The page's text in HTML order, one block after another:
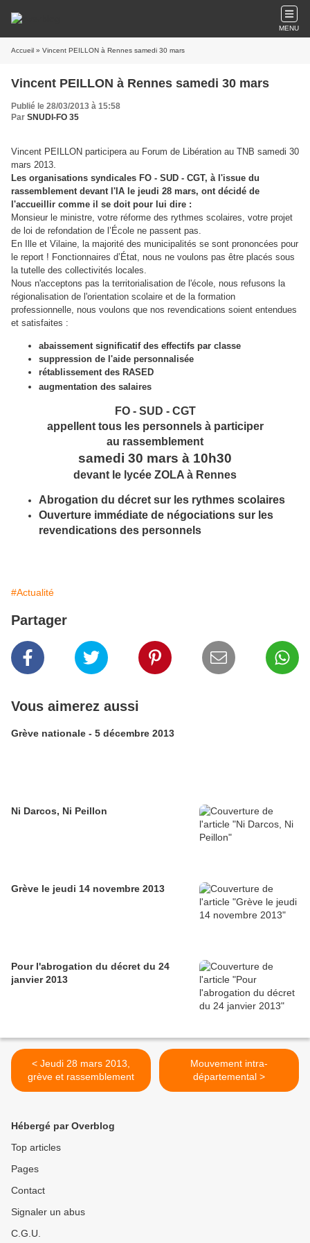
MENU
Accueil » Vincent PEILLON à Rennes samedi 30 mars
Vincent PEILLON à Rennes samedi 30 mars
Publié le 28/03/2013 à 15:58
Par SNUDI-FO 35
Vincent PEILLON participera au Forum de Libération au TNB samedi 30
mars 2013
Les organisations syndicales FO - SUD - CGT, à l'issue du
rassemblement devant l'IA le jeudi 28 mars, ont décidé de
l'accueillir comme il se doit pour lui dire :
Monsieur le ministre, votre réforme des rythmes scolaires, votre projet
de loi de refondation de l’École ne passent pas.
En Ille et Vilaine, la majorité des municipalités se sont prononcées pour
le report ! Fonctionnaires d’État, nous ne voulons pas être placés sous
la tutelle des collectivités locales.
Nous n'acceptons pas la territorialisation de l'école, nous refusons la
régionalisation de l'orientation scolaire et de la formation
professionnelle, nous voulons que nos revendications soient entendues
et satisfaites :
abaissement significatif des effectifs par classe
suppression de l'aide personnalisée
rétablissement des RASED
augmentation des salaires
FO - SUD - CGT
appellent tous les personnels à participer
au rassemblement
samedi 30 mars à 10h30
devant le lycée ZOLA à Rennes
Abrogation du décret sur les rythmes scolaires
Ouverture immédiate de négociations sur les
revendications des personnels
#Actualité
Partager
Vous aimerez aussi
Grève nationale - 5 décembre 2013
Ni Darcos, Ni Peillon
Grève le jeudi 14 novembre 2013
Pour l'abrogation du décret du 24
janvier 2013
< Jeudi 28 mars 2013,
grève et rassemblement
Mouvement intra-
départemental >
Hébergé par Overblog
Top articles
Pages
Contact
Signaler un abus
C.G.U.